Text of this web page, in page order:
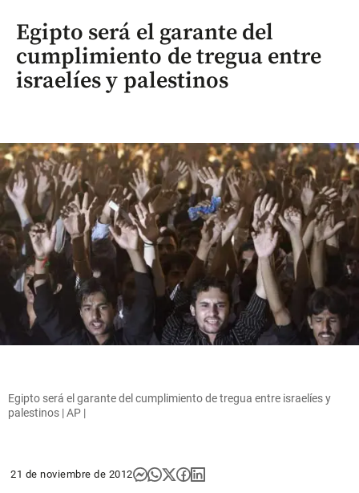
Egipto será el garante del
cumplimiento de tregua entre
israelíes y palestinos
Egipto será el garante del cumplimiento de tregua entre israelíes y
palestinos | AP |
21 de noviembre de 2012